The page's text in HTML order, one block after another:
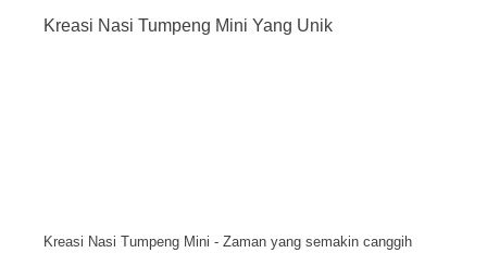
Kreasi Nasi Tumpeng Mini Yang Unik
Kreasi Nasi Tumpeng Mini - Zaman yang semakin canggih